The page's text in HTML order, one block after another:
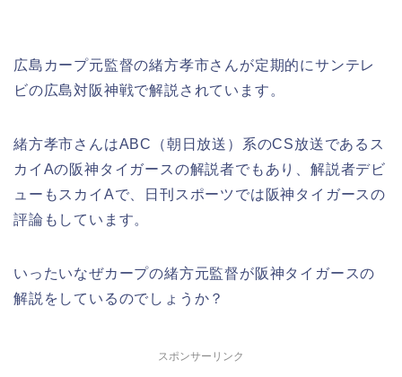
広島カープ元監督の緒方孝市さんが定期的にサンテレ
ビの広島対阪神戦で解説されています。
緒方孝市さんはABC（朝日放送）系のCS放送であるス
カイAの阪神タイガースの解説者でもあり、解説者デビ
ューもスカイAで、日刊スポーツでは阪神タイガースの
評論もしています。
いったいなぜカープの緒方元監督が阪神タイガースの
解説をしているのでしょうか？
スポンサーリンク